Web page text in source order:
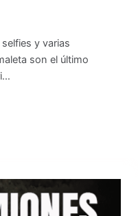
y varias
son el último